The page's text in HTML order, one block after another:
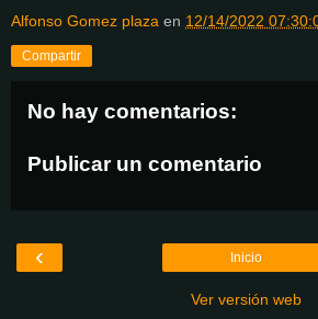
Alfonso Gomez plaza en 12/14/2022
Compartir
No hay comentarios:
Publicar un comentario
‹ Inicio
Ver versión web